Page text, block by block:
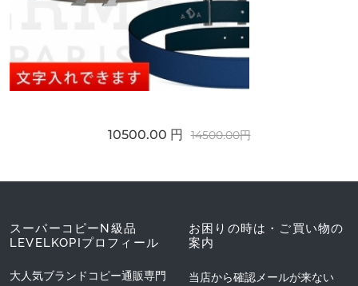
10500.00 円 14500.00円
スーパーコピーN級品
LEVELKOPIプロフィール
大人気ブランドコピー通販専門
お困りの時は・ご買い物の
案内
当店から確認メールが来ない